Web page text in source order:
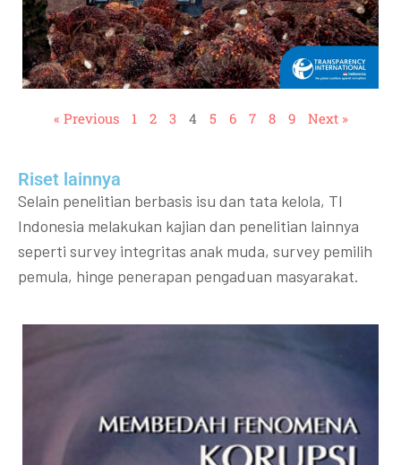
« Previous 1 2 3 4 5 6 7 8 9 Next »
Riset lainnya​​
Selain penelitian berbasis isu dan tata kelola, TI
Indonesia melakukan kajian dan penelitian lainnya
seperti survey integritas anak muda, survey pemilih
pemula, hinge penerapan pengaduan masyarakat.